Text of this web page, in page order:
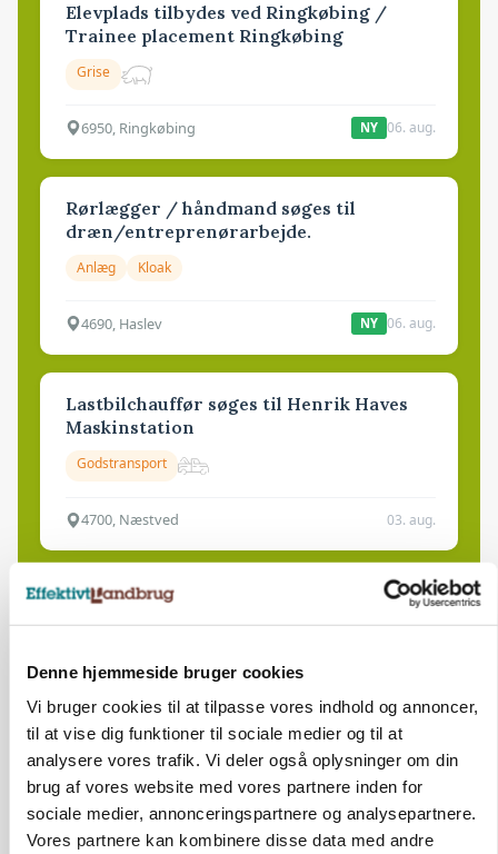
Denne hjemmeside bruger cookies
Vi bruger cookies til at tilpasse vores indhold og annoncer,
til at vise dig funktioner til sociale medier og til at
analysere vores trafik. Vi deler også oplysninger om din
brug af vores website med vores partnere inden for
sociale medier, annonceringspartnere og analysepartnere.
Vores partnere kan kombinere disse data med andre
Elevplads tilbydes ved Ringkøbing /
Trainee placement Ringkøbing
Grise
6950, Ringkøbing NY 06. aug.
Rørlægger / håndmand søges til
dræn/entreprenørarbejde.
Anlæg Kloak
4690, Haslev NY 06. aug.
Lastbilchauffør søges til Henrik Haves
Maskinstation
Godstransport
4700, Næstved 03. aug.
Medarbejdere til griseproduktion
9681, Ranum 03. aug.
Kalvepasser til ejendom i udvikling søges
Kalve